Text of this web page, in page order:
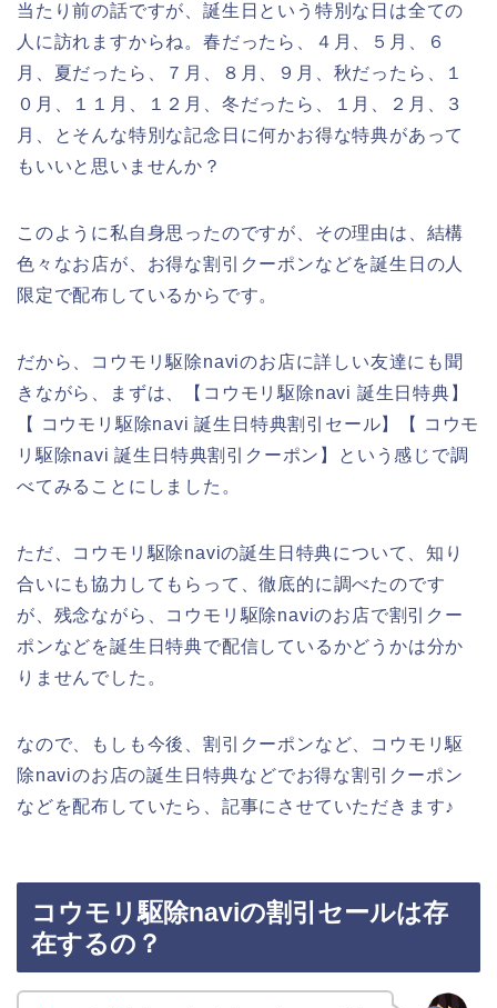
当たり前の話ですが、誕生日という特別な日は全ての
人に訪れますからね。春だったら、４月、５月、６
月、夏だったら、７月、８月、９月、秋だったら、１
０月、１１月、１２月、冬だったら、１月、２月、３
月、とそんな特別な記念日に何かお得な特典があって
もいいと思いませんか？
このように私自身思ったのですが、その理由は、結構
色々なお店が、お得な割引クーポンなどを誕生日の人
限定で配布しているからです。
だから、コウモリ駆除naviのお店に詳しい友達にも聞
きながら、まずは、【コウモリ駆除navi 誕生日特典】
【 コウモリ駆除navi 誕生日特典割引セール】【 コウモ
リ駆除navi 誕生日特典割引クーポン】という感じで調
べてみることにしました。
ただ、コウモリ駆除naviの誕生日特典について、知り
合いにも協力してもらって、徹底的に調べたのです
が、残念ながら、コウモリ駆除naviのお店で割引クー
ポンなどを誕生日特典で配信しているかどうかは分か
りませんでした。
なので、もしも今後、割引クーポンなど、コウモリ駆
除naviのお店の誕生日特典などでお得な割引クーポン
などを配布していたら、記事にさせていただきます♪
コウモリ駆除naviの割引セールは存
在するの？